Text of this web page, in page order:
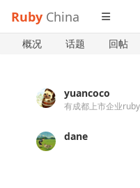
Ruby China
概况 话题 回帖
yuancoco
dane